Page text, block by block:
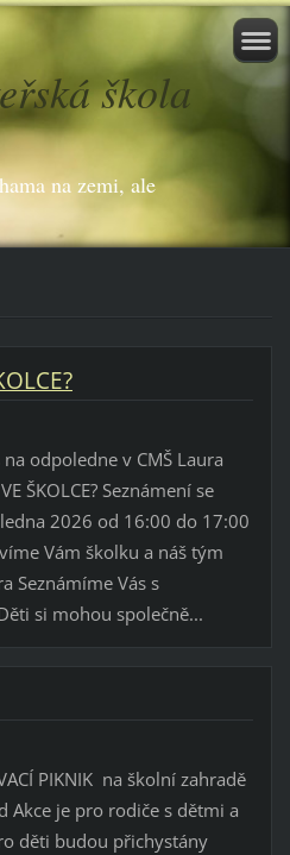
škola
na zemi, ale
odpoledne v CMŠ Laura
ŠKOLCE? Seznámení se
2026 od 16:00 do 17:00
Vám školku a náš tým
Seznámíme Vás s
si mohou společně...
PIKNIK na školní zahradě
Akce je pro rodiče s dětmi a
děti budou přichystány